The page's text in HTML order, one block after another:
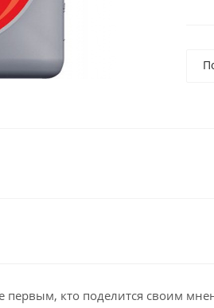
первым, кто поделится своим